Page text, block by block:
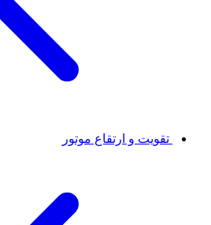
تقویت و ارتقاع موتور